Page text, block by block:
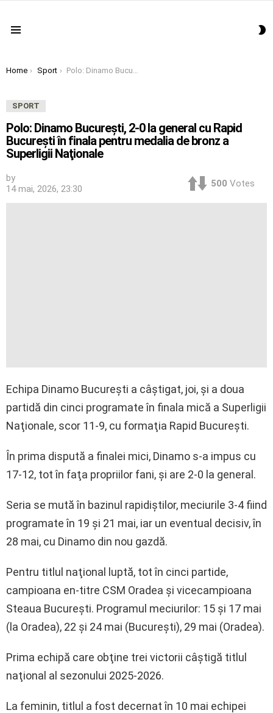
You are here:
Home Sport Polo: Dinamo Bucureşti, 2-0 la general cu Rapid Bucureşti în finala pentru medalia de bronz a Superligii Naţionale
SPORT
Polo: Dinamo Bucureşti, 2-0 la general cu Rapid
Bucureşti în finala pentru medalia de bronz a
Superligii Naţionale
by
14 mai, 2026, 23:30
500 Votes
Echipa Dinamo Bucureşti a câştigat, joi, şi a doua
partidă din cinci programate în finala mică a Superligii
Naţionale, scor 11-9, cu formaţia Rapid Bucureşti.
În prima dispută a finalei mici, Dinamo s-a impus cu
17-12, tot în faţa propriilor fani, şi are 2-0 la general.
Seria se mută în bazinul rapidiştilor, meciurile 3-4 fiind
programate în 19 şi 21 mai, iar un eventual decisiv, în
28 mai, cu Dinamo din nou gazdă.
Pentru titlul naţional luptă, tot în cinci partide,
campioana en-titre CSM Oradea şi vicecampioana
Steaua Bucureşti. Programul meciurilor: 15 şi 17 mai
(la Oradea), 22 şi 24 mai (Bucureşti), 29 mai (Oradea).
Prima echipă care obţine trei victorii câştigă titlul
naţional al sezonului 2025-2026.
La feminin, titlul a fost decernat în 10 mai echipei